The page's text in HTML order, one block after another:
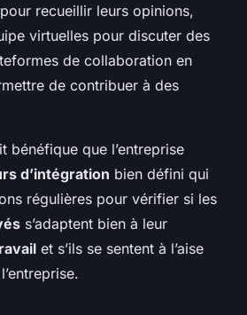
recueillir leurs opinions,
virtuelles pour discuter des
de collaboration en
de contribuer à des
bénéfique que l’entreprise
d’intégration bien défini qui
régulières pour vérifier si les
s’adaptent bien à leur
et s’ils se sentent à l’aise